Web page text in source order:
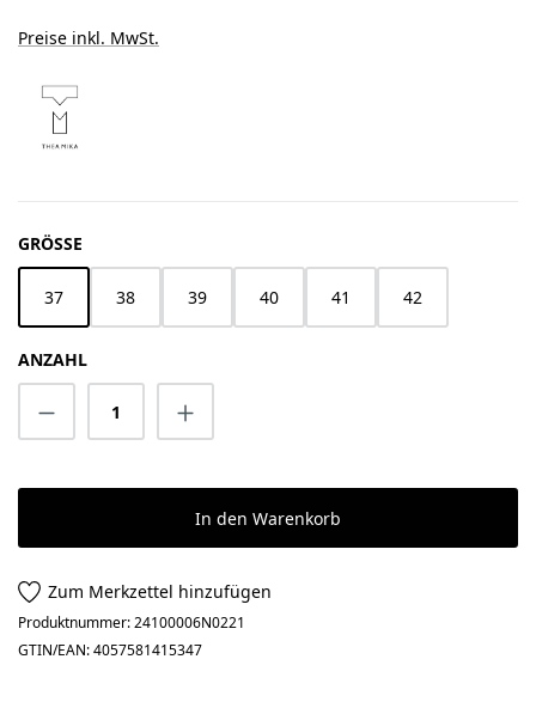
Preise inkl. MwSt.
GRÖSSE
37 38 39 40 41 42
ANZAHL
Produkt Anzahl: Gib den gewünschten
In den Warenkorb
Zum Merkzettel hinzufügen
Produktnummer:24100006N0221
GTIN/EAN:4057581415347